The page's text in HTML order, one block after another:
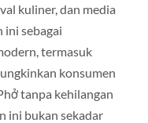
kuliner, dan media
ini sebagai
termasuk
konsumen
tanpa kehilangan
ini bukan sekadar